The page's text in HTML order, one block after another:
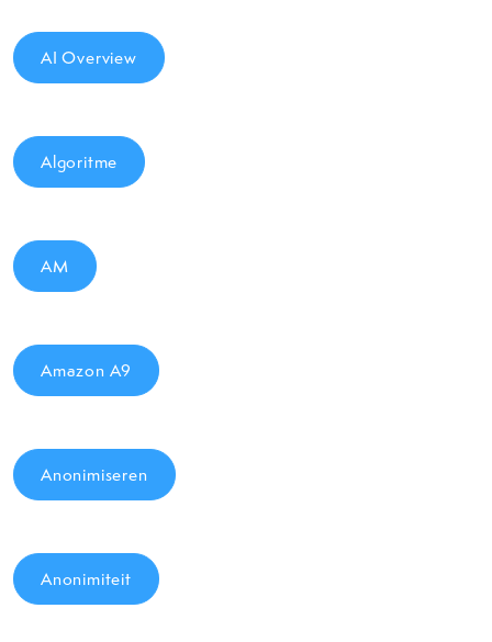
AI Overview
Algoritme
AM
Amazon A9
Anonimiseren
Anonimiteit